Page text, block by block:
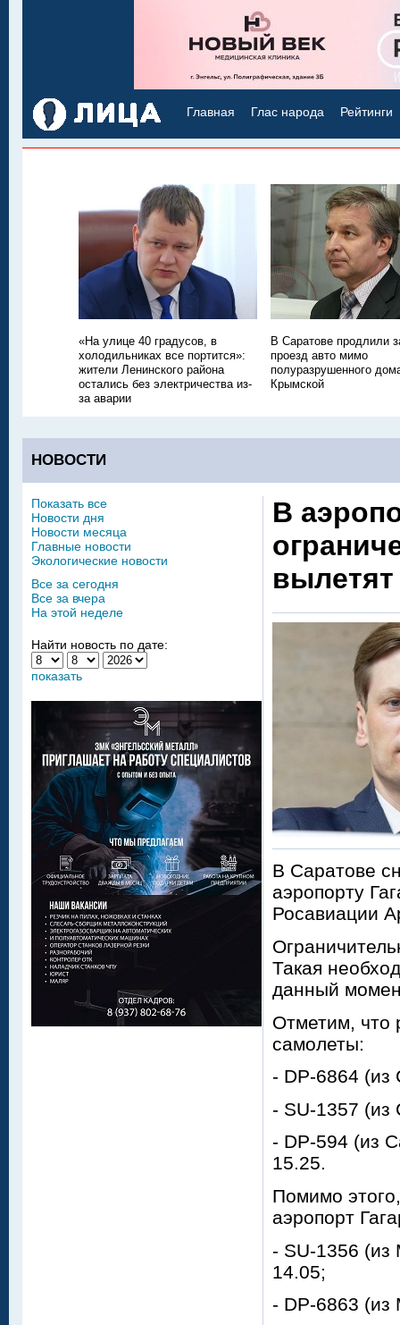
Главная Глас народа Рейтинги
«На улице 40 градусов, в
холодильниках все портится»:
жители Ленинского района
остались без электричества из-
за аварии
В Саратове продлили
проезд авто мимо
полуразрушенного
Крымской
НОВОСТИ
В
В Саратове
аэропорту
Росавиации
Такая
данный
Отметим, что
самолеты:
- DP-6864 (из
- SU-1357 (из
- DP-594 (из
15.25.
Помимо
аэропорт
- SU-1356 (из
14.05;
- DP-6863 (из
Показать все
Новости дня
Новости месяца
Главные новости
Экологические новости
Все за сегодня
Все за вчера
На этой неделе
Найти новость по дате:
показать